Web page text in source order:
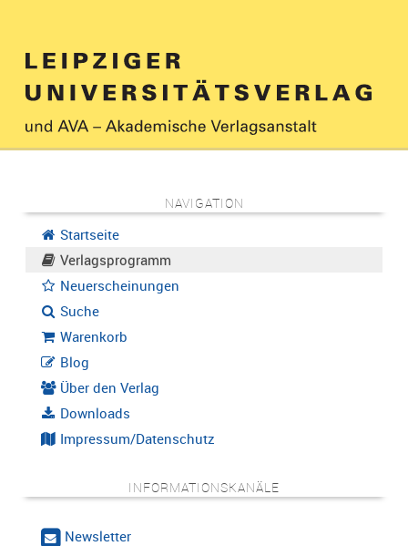
NAVIGATION
Startseite
Verlagsprogramm
Neuerscheinungen
Suche
Warenkorb
Blog
Über den Verlag
Downloads
Impressum/Datenschutz
INFORMATIONSKANÄLE
Newsletter